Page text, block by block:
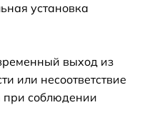
установка
выход из
или несоответствие
при соблюдении